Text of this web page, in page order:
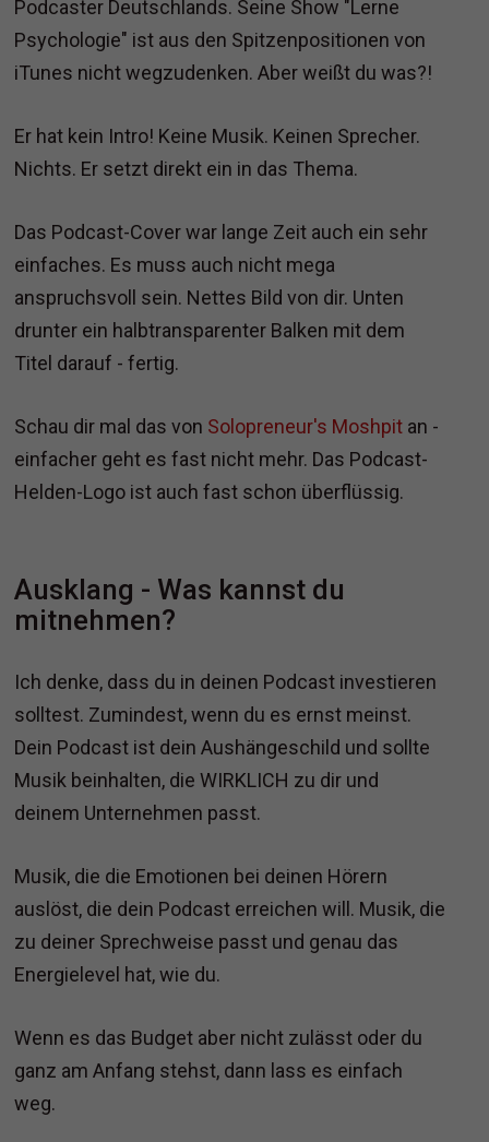
Podcaster Deutschlands. Seine Show "Lerne
Psychologie" ist aus den Spitzenpositionen von
iTunes nicht wegzudenken. Aber weißt du was?!
Er hat kein Intro! Keine Musik. Keinen Sprecher.
Nichts. Er setzt direkt ein in das Thema.
Das Podcast-Cover war lange Zeit auch ein sehr
einfaches. Es muss auch nicht mega
anspruchsvoll sein. Nettes Bild von dir. Unten
drunter ein halbtransparenter Balken mit dem
Titel darauf - fertig.
Schau dir mal das von Solopreneur's Moshpit an -
einfacher geht es fast nicht mehr. Das Podcast-
Helden-Logo ist auch fast schon überflüssig.
Ausklang - Was kannst du
mitnehmen?
Ich denke, dass du in deinen Podcast investieren
solltest. Zumindest, wenn du es ernst meinst.
Dein Podcast ist dein Aushängeschild und sollte
Musik beinhalten, die WIRKLICH zu dir und
deinem Unternehmen passt.
Musik, die die Emotionen bei deinen Hörern
auslöst, die dein Podcast erreichen will. Musik, die
zu deiner Sprechweise passt und genau das
Energielevel hat, wie du.
Wenn es das Budget aber nicht zulässt oder du
ganz am Anfang stehst, dann lass es einfach
weg.